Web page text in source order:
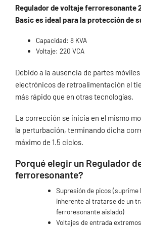
Regulador de voltaje ferroresonante
Basic es ideal para la protección de
Capacidad: 8 KVA
Voltaje: 220 VCA
Debido a la ausencia de partes
electrónicos de retroalimentación el
más rápido que en otras tecnologías.
La corrección se inicia en el mismo
la perturbación, terminando dicha
máximo de 1.5 ciclos.
Porqué elegir un Regulador
ferroresonante?
Supresión de picos (suprime
inherente al tratarse de un
ferroresonante aislado)
Voltajes de entrada extremos